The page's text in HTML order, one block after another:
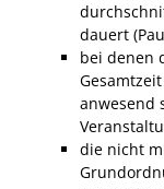
dauert
bei denen
anwesend
die nicht